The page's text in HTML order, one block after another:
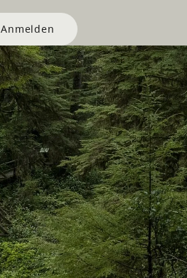
Anmelden
Unsere Websites
Reisebranche
Medien
Unternehmen
简体中文 – China
Auf dieser Website
Reisevorschläge